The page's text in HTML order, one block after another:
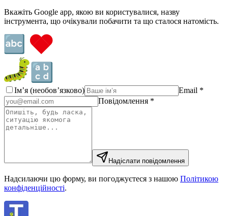
Вкажіть Google app, якою ви користувалися, назву
інструмента, що очікували побачити та що сталося натомість.
Ім’я (необов’язково)
Email *
Повідомлення *
Надіслати повідомлення
Надсилаючи цю форму, ви погоджуєтеся з нашою Політикою
конфіденційності.